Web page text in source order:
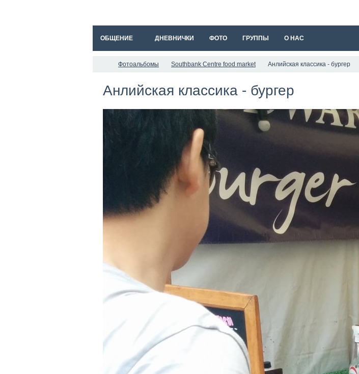
ОБЩЕНИЕ ДНЕВНИЧКИ ФОТО ГРУППЫ О НАС
Фотоальбомы Southbank Centre food market Анлийская классика - бургер
Анлийская классика - бургер